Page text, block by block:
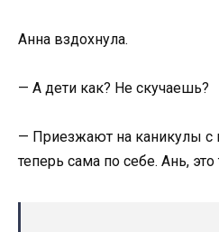
Анна вздохнула.
— А дети как? Не скучаешь?
— Приезжают на каникулы с
теперь сама по себе. Ань, это